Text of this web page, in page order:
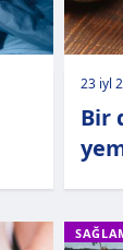
23 iyl
Bir